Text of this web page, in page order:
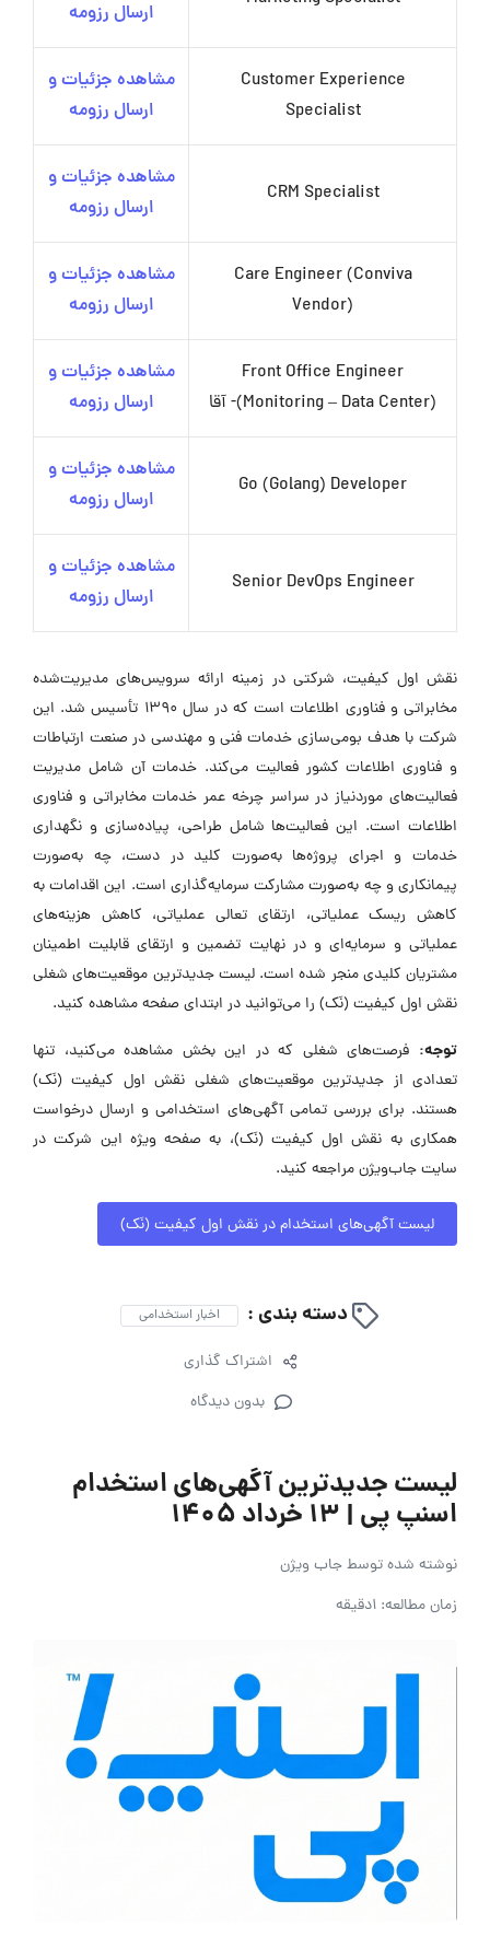
ارسال رزومه
Customer Experience
Specialist
مشاهده جزئیات و
ارسال رزومه
CRM Specialist
مشاهده جزئیات و
ارسال رزومه
Care Engineer (Conviva
Vendor)
مشاهده جزئیات و
ارسال رزومه
Front Office Engineer
(Monitoring – Data Center)- آقا
مشاهده جزئیات و
ارسال رزومه
Go (Golang) Developer
مشاهده جزئیات و
ارسال رزومه
Senior DevOps Engineer
مشاهده جزئیات و
ارسال رزومه
نقش اول کیفیت، شرکتی در زمینه ارائه سرویس‌های مدیریت‌شده
مخابراتی و فناوری اطلاعات است که در سال 1390 تأسیس شد. این
شرکت با هدف بومی‌سازی خدمات فنی و مهندسی در صنعت ارتباطات
و فناوری اطلاعات کشور فعالیت می‌کند. خدمات آن شامل مدیریت
فعالیت‌های موردنیاز در سراسر چرخه عمر خدمات مخابراتی و فناوری
اطلاعات است. این فعالیت‌ها شامل طراحی، پیاده‌سازی و نگهداری
خدمات و اجرای پروژه‌ها به‌صورت کلید در دست، چه به‌صورت
پیمانکاری و چه به‌صورت مشارکت سرمایه‌گذاری است. این اقدامات به
کاهش ریسک عملیاتی، ارتقای تعالی عملیاتی، کاهش هزینه‌های
عملیاتی و سرمایه‌ای و در نهایت تضمین و ارتقای قابلیت اطمینان
مشتریان کلیدی منجر شده است. لیست جدیدترین موقعیت‌های شغلی
نقش اول کیفیت (نَک) را می‌توانید در ابتدای صفحه مشاهده کنید.
توجه: فرصت‌های شغلی که در این بخش مشاهده می‌کنید، تنها
تعدادی از جدیدترین موقعیت‌های شغلی نقش اول کیفیت (نَک)
هستند. برای بررسی تمامی آگهی‌های استخدامی و ارسال درخواست
همکاری به نقش اول کیفیت (نَک)، به صفحه ویژه این شرکت در
سایت جاب‌ویژن مراجعه کنید.
لیست آگهی‌های استخدام در نقش اول کیفیت (نَک)
دسته بندی : اخبار استخدامی
اشتراک گذاری
بدون دیدگاه
لیست جدیدترین آگهی‌های استخدام
اسنپ پی | ۱۳ خرداد ۱۴۰۵
نوشته شده توسطجاب ویژن
زمان مطالعه: 1دقیقه